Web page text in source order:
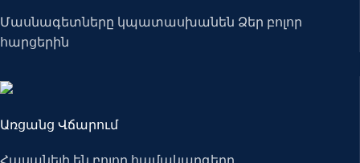
Մասնագետները կպատասխանեն Ձեր բոլոր
հարցերին
Առցանց Վճարում
Հասանելի են բոլոր համակարգերը